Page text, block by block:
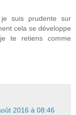
suis prudente sur
cela se développe
te retiens comme
2016 à 08:46